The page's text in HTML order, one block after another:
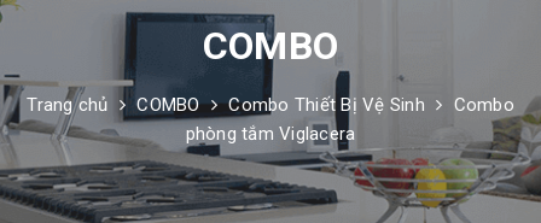
COMBO
Trang chủ COMBO Combo Thiết Bị Vệ Sinh
Combo
phòng tắm Viglacera